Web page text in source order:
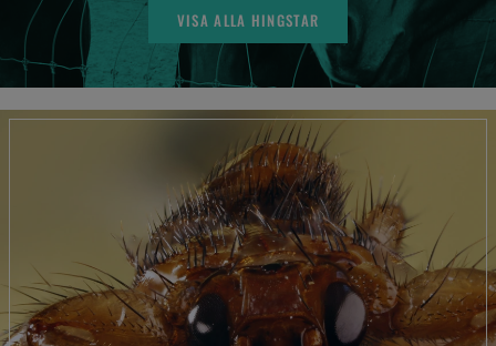
VISA ALLA HINGSTAR